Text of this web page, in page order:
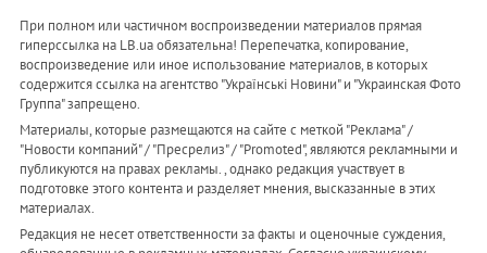
При полном или частичном воспроизведении материалов прямая
гиперссылка на LB.ua обязательна! Перепечатка, копирование,
воспроизведение или иное использование материалов, в которых
содержится ссылка на агентство "Українськi Новини" и "Украинская Фото
Группа" запрещено.
Материалы, которые размещаются на сайте с меткой "Реклама" /
"Новости компаний" / "Пресрелиз" / "Promoted", являются рекламными и
публикуются на правах рекламы. , однако редакция участвует в
подготовке этого контента и разделяет мнения, высказанные в этих
материалах.
Редакция не несет ответственности за факты и оценочные суждения,